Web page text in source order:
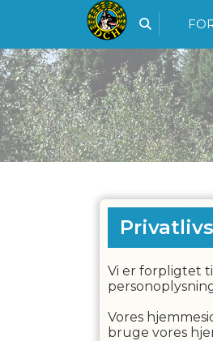
Vi er forpligtet
Vores
bruge vores